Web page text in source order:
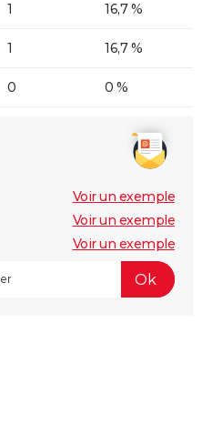
1 16,7 %
1 16,7 %
0 0 %
Voir un exemple
Voir un exemple
Voir un exemple